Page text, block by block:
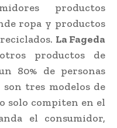
productos
ropa y productos
La Fageda
productos de
80% de personas
son tres modelos de
solo compiten en el
el consumidor,